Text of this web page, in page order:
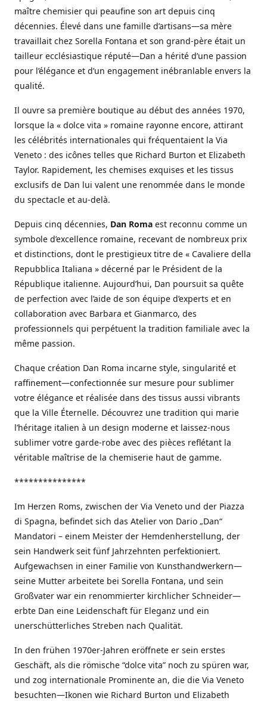
maître chemisier qui peaufine son art depuis cinq
décennies. Élevé dans une famille d’artisans—sa mère
travaillait chez Sorella Fontana et son grand-père était un
tailleur ecclésiastique réputé—Dan a hérité d’une passion
pour l’élégance et d’un engagement inébranlable envers la
qualité.
Il ouvre sa première boutique au début des années 1970,
lorsque la « dolce vita » romaine rayonne encore, attirant
les célébrités internationales qui fréquentaient la Via
Veneto : des icônes telles que Richard Burton et Elizabeth
Taylor. Rapidement, les chemises exquises et les tissus
exclusifs de Dan lui valent une renommée dans le monde
du spectacle et au-delà.
Depuis cinq décennies, Dan Roma est reconnu comme un
symbole d’excellence romaine, recevant de nombreux prix
et distinctions, dont le prestigieux titre de « Cavaliere della
Repubblica Italiana » décerné par le Président de la
République italienne. Aujourd’hui, Dan poursuit sa quête
de perfection avec l’aide de son équipe d’experts et en
collaboration avec Barbara et Gianmarco, des
professionnels qui perpétuent la tradition familiale avec la
même passion.
Chaque création Dan Roma incarne style, singularité et
raffinement—confectionnée sur mesure pour sublimer
votre élégance et réalisée dans des tissus aussi vibrants
que la Ville Éternelle. Découvrez une tradition qui marie
l’héritage italien à un design moderne et laissez-nous
sublimer votre garde-robe avec des pièces reflétant la
véritable maîtrise de la chemiserie haut de gamme.
***************
Im Herzen Roms, zwischen der Via Veneto und der Piazza
di Spagna, befindet sich das Atelier von Dario „Dan“
Mandatori – einem Meister der Hemdenherstellung, der
sein Handwerk seit fünf Jahrzehnten perfektioniert.
Aufgewachsen in einer Familie von Kunsthandwerkern—
seine Mutter arbeitete bei Sorella Fontana, und sein
Großvater war ein renommierter kirchlicher Schneider—
erbte Dan eine Leidenschaft für Eleganz und ein
unerschütterliches Streben nach Qualität.
In den frühen 1970er-Jahren eröffnete er sein erstes
Geschäft, als die römische “dolce vita” noch zu spüren war,
und zog internationale Prominente an, die die Via Veneto
besuchten—Ikonen wie Richard Burton und Elizabeth